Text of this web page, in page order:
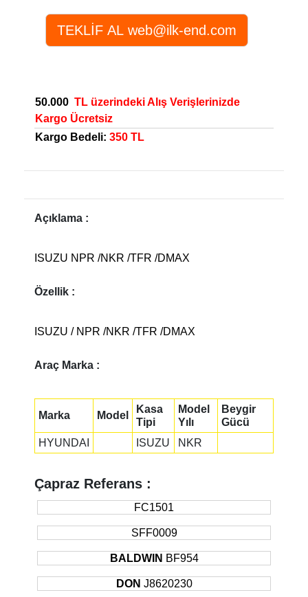
50.000 TL üzerindeki Alış Verişlerinizde
Kargo Ücretsiz
Kargo Bedeli: 350 TL
Açıklama :
ISUZU NPR /NKR /TFR /DMAX
Özellik :
ISUZU / NPR /NKR /TFR /DMAX
Araç Marka :
Marka Model
Kasa
Tipi
Model
Yılı
Beygir
Gücü
HYUNDAI
ISUZU NKR
Çapraz Referans :
FC1501
SFF0009
BALDWIN BF954
DON J8620230